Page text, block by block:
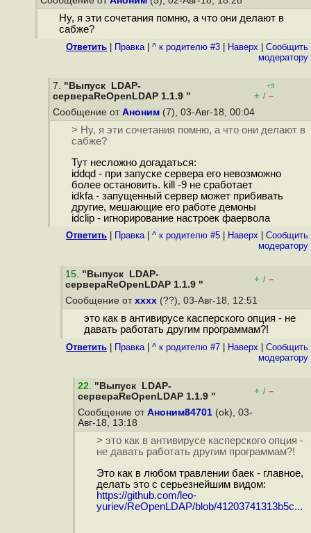
Ну, я эти сочетания помню, а что они делают в
сабже?
Ответить Правка| ^ к родителю #3 Наверх
Cообщить
модератору
7. "Выпуск LDAP-
сервераReOpenLDAP 1.1.9 "
+9
+ / –
Сообщение от Аноним (7), 03-Авг-18, 00:04
> Ну, я эти сочетания помню, а что они делают в
сабже?
Тут несложно догадаться:
iddqd - при запуске сервера его невозможно
более остановить. kill -9 не сработает
idkfa - запущенный сервер может прибивать
другие, мешающие его работе демоны
idclip - игнорирование настроек фаервола
Ответить Правка| ^ к родителю #5 Наверх
Cообщить
модератору
15. "Выпуск LDAP-
сервераReOpenLDAP 1.1.9 "
+ / –
Сообщение от xxxx (??), 03-Авг-18, 12:51
это как в антивирусе касперского опция - не
давать работать другим программам?!
Ответить Правка| ^ к родителю #7 Наверх
Cообщить
модератору
22. "Выпуск LDAP-
сервераReOpenLDAP 1.1.9 "
+ / –
Сообщение от Аноним84701 (ok), 03-
Авг-18, 13:18
> это как в антивирусе касперского опция -
не давать работать другим программам?!
Это как в любом травлении баек - главное,
делать это с серьезнейшим видом:
https://github.com/leo-
yuriev/ReOpenLDAP/blob/41203741313b5c...